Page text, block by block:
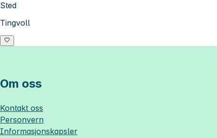
Sted
Tingvoll
Om oss
Kontakt oss
Personvern
Informasjonskapsler